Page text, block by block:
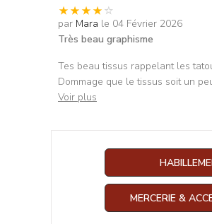
par Mara le 04 Février 2026
Très beau graphisme
Tes beau tissus rappelant les
Dommage que le tissus soit un
Voir plus
MERCERIE &